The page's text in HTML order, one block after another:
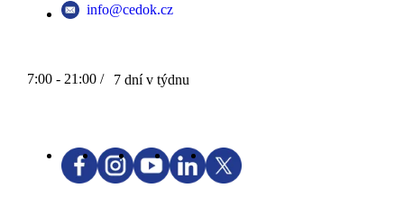
info@cedok.cz
7:00 - 21:00 / 7 dní v týdnu